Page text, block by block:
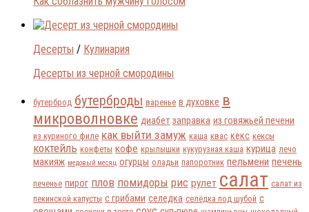
Десерты / Кулинария
Десерты из черной смородины
бутерброд бутерброды варенье в духовке в
микроволновке диабет заправка из говяжьей печени
из куриного филе как выйти замуж каша квас кекс кексы
коктейль конфеты кофе крылышки кукурузная каша курица лечо
макияж медовый месяц огурцы оладьи папоротник пельмени печень
печенье пирог плов помидоры рис рулет салат салат из
пекинской капусты с грибами селедка селёдка под шубой с